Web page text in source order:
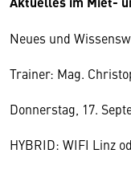
Neues und
Trainer: Mag.
Donnerstag, 17.
HYBRID: WIFI Linz